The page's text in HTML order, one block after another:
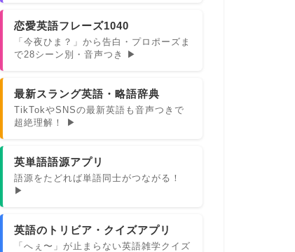
恋愛英語フレーズ1040
「今夜ひま？」から告白・プロポーズま
で28シーン別・音声つき ▶
最新スラング英語・略語辞典
TikTokやSNSの最新英語も音声つきで
超絶理解！ ▶
英単語語源アプリ
語源をたどれば単語同士がつながる！
▶
英語のトリビア・クイズアプリ
「へぇ〜」が止まらない英語雑学クイズ